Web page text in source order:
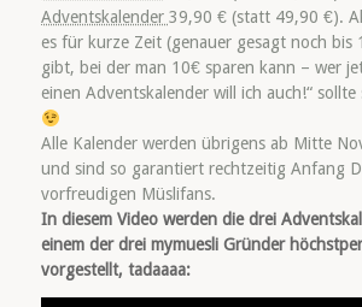
Adventskalender 39,90 €(statt 49,90 €).
es für kurze Zeit (genauer gesagt noch bis
gibt, bei der man 10€ sparen kann – wer
einen Adventskalender will ich auch!“ sollte
Alle Kalender werden übrigens ab Mitte
und sind so garantiert rechtzeitig Anfang
vorfreudigen Müslifans.
In diesem Video werden die drei
einem der drei mymuesli Gründer
vorgestellt, tadaaaa: